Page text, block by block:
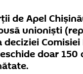
de Apel
unioniști
doar 150